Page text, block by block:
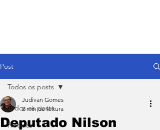
Post
Todos os posts
Notícias
Todos os posts
Deputado Nilson
Judivan Gomes
2 min de leitura